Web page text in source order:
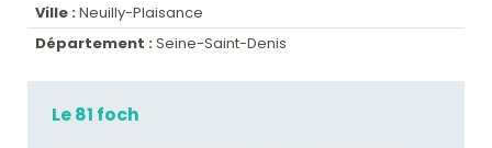
Ville : Neuilly-Plaisance
Département : Seine-Saint-Denis
Le 81 foch